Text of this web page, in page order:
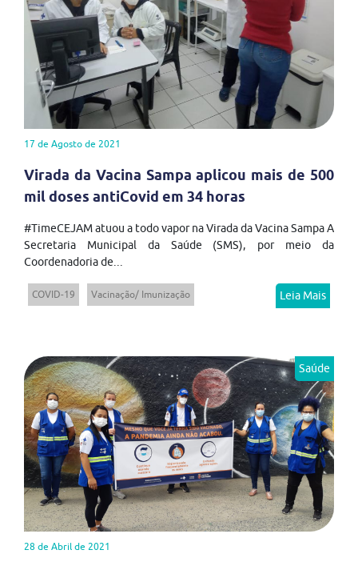
17 de Agosto de 2021
Virada da Vacina Sampa aplicou mais de 500
mil doses antiCovid em 34 horas
#TimeCEJAM atuou a todo vapor na Virada da Vacina Sampa A
Secretaria Municipal da Saúde (SMS), por meio da
Coordenadoria de...
COVID-19 Vacinação/ Imunização Leia Mais
Saúde
28 de Abril de 2021